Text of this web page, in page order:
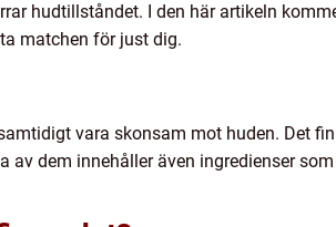
hudtillståndet. I den här artikeln
matchen för just dig.
vara skonsam mot huden. Det
dem innehåller även ingredienser